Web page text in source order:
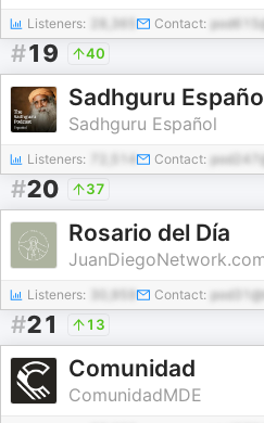
Listeners: Contact:
#19 40
Sadhguru
Sadhguru Español
Listeners: Contact:
#20 37
Rosario del Día
Listeners: Contact:
#21 13
Comunidad
ComunidadMDE